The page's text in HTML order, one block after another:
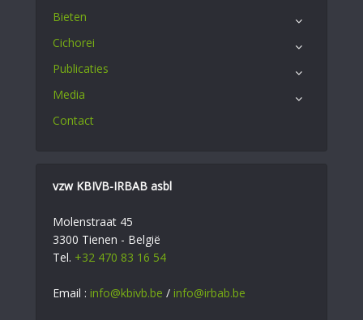
Bieten
Cichorei
Publicaties
Media
Contact
vzw KBIVB-IRBAB asbl
Molenstraat 45
3300 Tienen - België
Tel. +32 470 83 16 54
Email : info@kbivb.be / info@irbab.be